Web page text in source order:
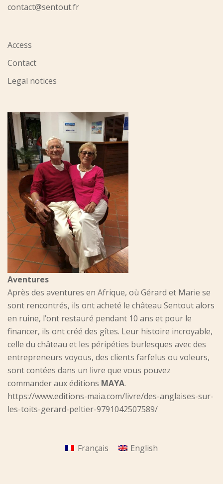
contact@sentout.fr
Access
Contact
Legal notices
Aventures
Après des aventures en Afrique, où Gérard et Marie se
sont rencontrés, ils ont acheté le château Sentout alors
en ruine, l’ont restauré pendant 10 ans et pour le
financer, ils ont créé des gîtes. Leur histoire incroyable,
celle du château et les péripéties burlesques avec des
entrepreneurs voyous, des clients farfelus ou voleurs,
sont contées dans un livre que vous pouvez
commander aux éditions MAYA.
https://www.editions-maia.com/livre/des-anglaises-sur-
les-toits-gerard-peltier-9791042507589/
Français English